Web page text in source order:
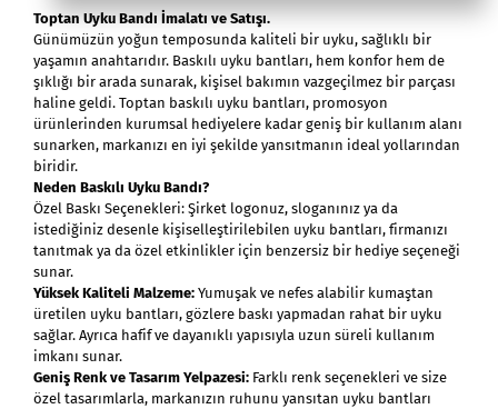
Toptan Uyku Bandı İmalatı ve Satışı.
Günümüzün yoğun temposunda kaliteli bir uyku, sağlıklı bir
yaşamın anahtarıdır. Baskılı uyku bantları, hem konfor hem de
şıklığı bir arada sunarak, kişisel bakımın vazgeçilmez bir parçası
haline geldi. Toptan baskılı uyku bantları, promosyon
ürünlerinden kurumsal hediyelere kadar geniş bir kullanım alanı
sunarken, markanızı en iyi şekilde yansıtmanın ideal yollarından
biridir.
Neden Baskılı Uyku Bandı?
Özel Baskı Seçenekleri: Şirket logonuz, sloganınız ya da
istediğiniz desenle kişiselleştirilebilen uyku bantları, firmanızı
tanıtmak ya da özel etkinlikler için benzersiz bir hediye seçeneği
sunar.
Yüksek Kaliteli Malzeme:Yumuşak ve nefes alabilir kumaştan
üretilen uyku bantları, gözlere baskı yapmadan rahat bir uyku
sağlar. Ayrıca hafif ve dayanıklı yapısıyla uzun süreli kullanım
imkanı sunar.
Geniş Renk ve Tasarım Yelpazesi:Farklı renk seçenekleri ve size
özel tasarımlarla, markanızın ruhunu yansıtan uyku bantları